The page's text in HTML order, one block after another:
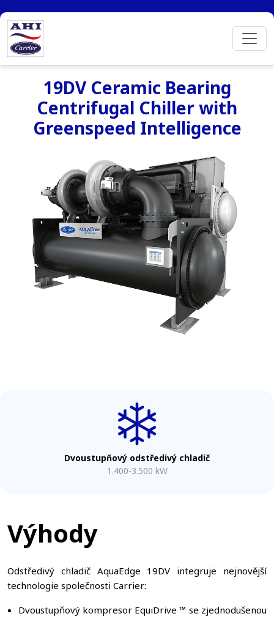
19DV Ceramic Bearing
Centrifugal Chiller with
Greenspeed Intelligence
Dvoustupňový odstředivý chladič
1.400-3.500 kW
Výhody
Odstředivý chladič AquaEdge 19DV integruje nejnovější
technologie společnosti Carrier:
Dvoustupňový kompresor EquiDrive ™ se zjednodušenou